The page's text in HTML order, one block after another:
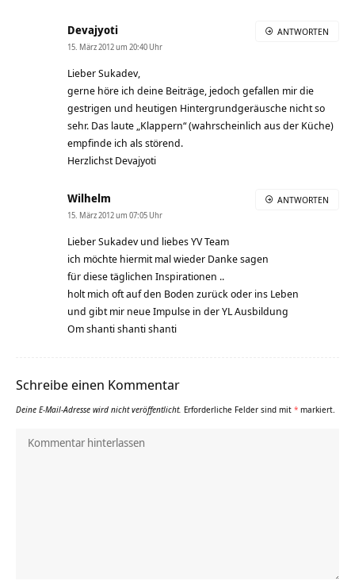
Devajyoti
15. März 2012 um 20:40 Uhr
Lieber Sukadev,
gerne höre ich deine Beiträge, jedoch gefallen mir die
gestrigen und heutigen Hintergrundgeräusche nicht so
sehr. Das laute „Klappern“ (wahrscheinlich aus der Küche)
empfinde ich als störend.
Herzlichst Devajyoti
ANTWORTEN
Wilhelm
15. März 2012 um 07:05 Uhr
Lieber Sukadev und liebes YV Team
ich möchte hiermit mal wieder Danke sagen
für diese täglichen Inspirationen ..
holt mich oft auf den Boden zurück oder ins Leben
und gibt mir neue Impulse in der YL Ausbildung
Om shanti shanti shanti
ANTWORTEN
Schreibe einen Kommentar
Deine E-Mail-Adresse wird nicht veröffentlicht. Erforderliche Felder sind mit * markiert.